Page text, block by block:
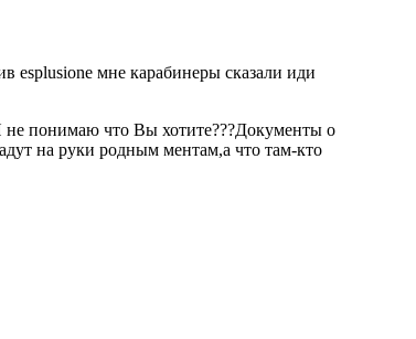
esplusione мне карабинеры сказали иди
не понимаю что Вы хотите???Документы о
на руки родным ментам,а что там-кто